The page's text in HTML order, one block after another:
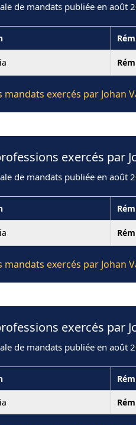
de mandats publiée en août
exercés par Johan
exercés par
de mandats publiée en août
exercés par Johan
exercés par
de mandats publiée en août